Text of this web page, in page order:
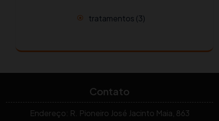
tratamentos (3)
Contato
Endereço: R. Pioneiro José Jacinto Maia, 863